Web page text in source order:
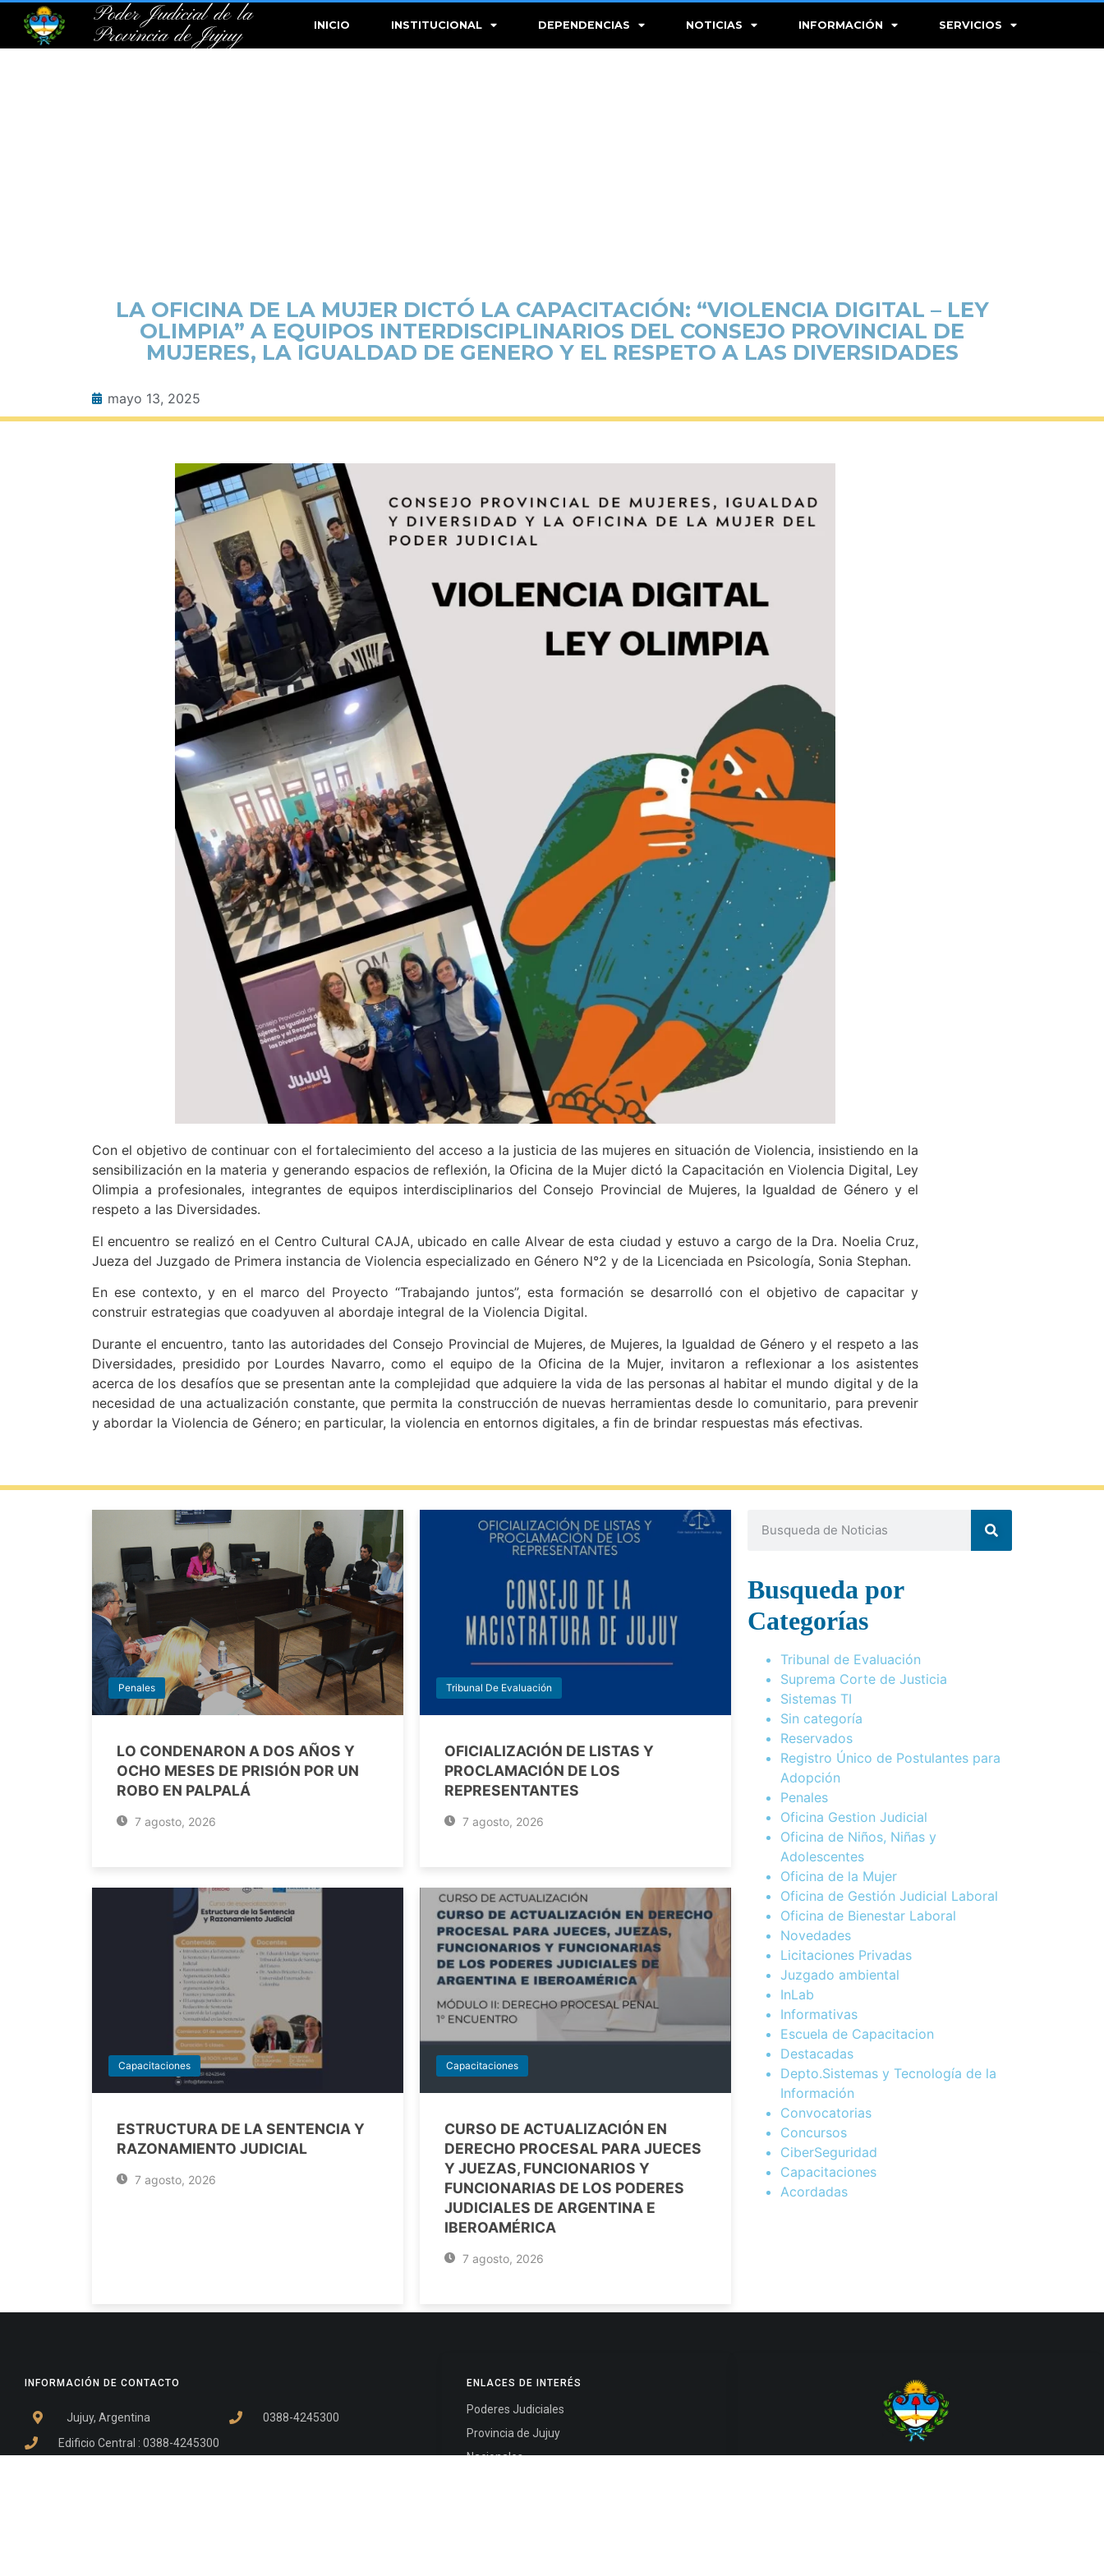
Poder Judicial de la
Provincia de Jujuy
INICIO INSTITUCIONAL DEPENDENCIAS NOTICIAS INFORMACIÓN SERVICIOS
LA OFICINA DE LA MUJER DICTÓ LA CAPACITACIÓN: “VIOLENCIA DIGITAL – LEY
OLIMPIA” A EQUIPOS INTERDISCIPLINARIOS DEL CONSEJO PROVINCIAL DE
MUJERES, LA IGUALDAD DE GENERO Y EL RESPETO A LAS DIVERSIDADES
mayo 13, 2025
Con el objetivo de continuar con el fortalecimiento del acceso a la justicia de las mujeres en situación de Violencia, insistiendo en la
sensibilización en la materia y generando espacios de reflexión, la Oficina de la Mujer dictó la Capacitación en Violencia Digital, Ley
Olimpia a profesionales, integrantes de equipos interdisciplinarios del Consejo Provincial de Mujeres, la Igualdad de Género y el
respeto a las Diversidades.
El encuentro se realizó en el Centro Cultural CAJA, ubicado en calle Alvear de esta ciudad y estuvo a cargo de la Dra. Noelia Cruz,
Jueza del Juzgado de Primera instancia de Violencia especializado en Género N°2 y de la Licenciada en Psicología, Sonia Stephan.
En ese contexto, y en el marco del Proyecto “Trabajando juntos”, esta formación se desarrolló con el objetivo de capacitar y
construir estrategias que coadyuven al abordaje integral de la Violencia Digital.
Durante el encuentro, tanto las autoridades del Consejo Provincial de Mujeres, de Mujeres, la Igualdad de Género y el respeto a las
Diversidades, presidido por Lourdes Navarro, como el equipo de la Oficina de la Mujer, invitaron a reflexionar a los asistentes
acerca de los desafíos que se presentan ante la complejidad que adquiere la vida de las personas al habitar el mundo digital y de la
necesidad de una actualización constante, que permita la construcción de nuevas herramientas desde lo comunitario, para prevenir
y abordar la Violencia de Género; en particular, la violencia en entornos digitales, a fin de brindar respuestas más efectivas.
Penales
LO CONDENARON A DOS AÑOS Y
OCHO MESES DE PRISIÓN POR UN
ROBO EN PALPALÁ
7 agosto, 2026
Tribunal De Evaluación
OFICIALIZACIÓN DE LISTAS Y
PROCLAMACIÓN DE LOS
REPRESENTANTES
7 agosto, 2026
Capacitaciones
ESTRUCTURA DE LA SENTENCIA Y
RAZONAMIENTO JUDICIAL
7 agosto, 2026
Capacitaciones
CURSO DE ACTUALIZACIÓN EN
DERECHO PROCESAL PARA JUECES
Y JUEZAS, FUNCIONARIOS Y
FUNCIONARIAS DE LOS PODERES
JUDICIALES DE ARGENTINA E
IBEROAMÉRICA
7 agosto, 2026
Busqueda por
Categorías
Tribunal de Evaluación
Suprema Corte de Justicia
Sistemas TI
Sin categoría
Reservados
Registro Único de Postulantes para
Adopción
Penales
Oficina Gestion Judicial
Oficina de Niños, Niñas y
Adolescentes
Oficina de la Mujer
Oficina de Gestión Judicial Laboral
Oficina de Bienestar Laboral
Novedades
Licitaciones Privadas
Juzgado ambiental
InLab
Informativas
Escuela de Capacitacion
Destacadas
Depto.Sistemas y Tecnología de la
Información
Convocatorias
Concursos
CiberSeguridad
Capacitaciones
Acordadas
INFORMACIÓN DE CONTACTO
Jujuy, Argentina
0388-4245300
Edificio Central : 0388-4245300
ENLACES DE INTERÉS
Poderes Judiciales
Provincia de Jujuy
Nacionales